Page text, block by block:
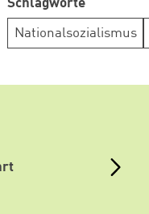
Schlagworte
Nationalsozialismus